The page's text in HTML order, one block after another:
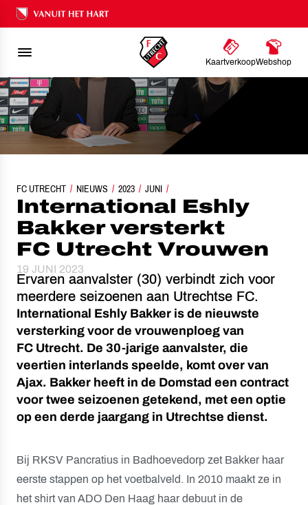
Ons nalatenschap
KaartverkoopWebshop
FC UTRECHT NIEUWS 2023 JUNI
INTERNATIONAL ESHLY BAKKER VERSTERKT FC UTRECHT VROUWEN
International Eshly
Bakker versterkt
FC Utrecht Vrouwen
19 JUNI 2023
Ervaren aanvalster (30) verbindt zich voor
meerdere seizoenen aan Utrechtse FC.
International Eshly Bakker is de nieuwste
versterking voor de vrouwenploeg van
FC Utrecht. De 30-jarige aanvalster, die
veertien interlands speelde, komt over van
Ajax. Bakker heeft in de Domstad een contract
voor twee seizoenen getekend, met een optie
op een derde jaargang in Utrechtse dienst.
Bij RKSV Pancratius in Badhoevedorp zet Bakker haar
eerste stappen op het voetbalveld. In 2010 maakt ze in
het shirt van ADO Den Haag haar debuut in de